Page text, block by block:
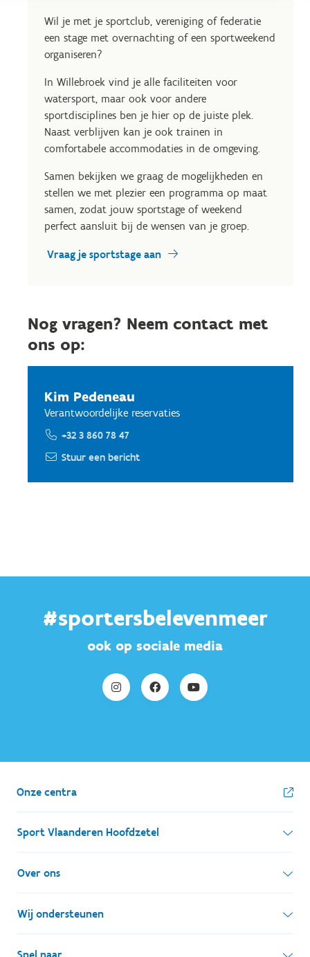
Wil je met je sportclub, vereniging of federatie
een stage met overnachting of een sportweekend
organiseren?
In Willebroek vind je alle faciliteiten voor
watersport, maar ook voor andere
sportdisciplines ben je hier op de juiste plek.
Naast verblijven kan je ook trainen in
comfortabele accommodaties in de omgeving.
Samen bekijken we graag de mogelijkheden en
stellen we met plezier een programma op maat
samen, zodat jouw sportstage of weekend
perfect aansluit bij de wensen van je groep.
Vraag je sportstage aan
Nog vragen? Neem contact met
ons op:
Kim Pedeneau
Verantwoordelijke reservaties
+32 3 860 78 47
Stuur een bericht
#sportersbelevenmeer
ook op sociale media
Onze centra
Sport Vlaanderen Hoofdzetel
Simon Bolivarlaan 17
1000 Brussel
Ondernemingsnummer: BE 0248.142.826
Over ons
Wie zijn we, wat doen we
Onze centra
Wij ondersteunen
Lokale besturen